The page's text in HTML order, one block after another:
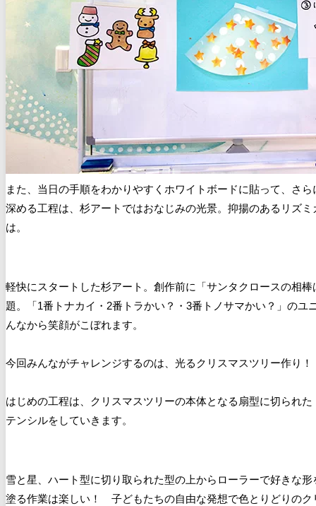
また、当日の手順をわかりやすくホワイトボードに貼って、さ
深める工程は、杉アートではおなじみの光景。抑揚のあるリズ
は。
軽快にスタートした杉アート。創作前に「サンタクロースの相
題。「1番トナカイ・2番トラかい？・3番トノサマかい？」のユ
んなから笑顔がこぼれます。
今回みんながチャレンジするのは、光るクリスマスツリー作り！
はじめの工程は、クリスマスツリーの本体となる扇型に切られ
テンシルをしていきます。
雪と星、ハート型に切り取られた型の上からローラーで好きな
塗る作業は楽しい！ 子どもたちの自由な発想で色とりどりのク